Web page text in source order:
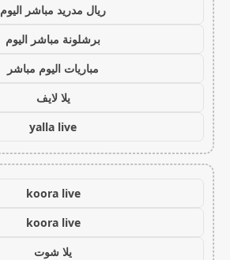
ريال مدريد مباشر اليوم
برشلونة مباشر اليوم
مباريات اليوم مباشر
يلا لايف
yalla live
koora live
koora live
يلا شوت